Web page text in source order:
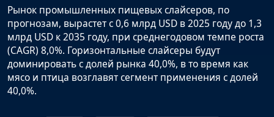
Рынок промышленных пищевых слайсеров, по
прогнозам, вырастет с 0,6 млрд USD в 2025 году до 1,3
млрд USD к 2035 году, при среднегодовом темпе роста
(CAGR) 8,0%. Горизонтальные слайсеры будут
доминировать с долей рынка 40,0%, в то время как
мясо и птица возглавят сегмент применения с долей
40,0%.